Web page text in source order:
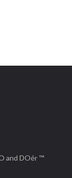
and DOér ™